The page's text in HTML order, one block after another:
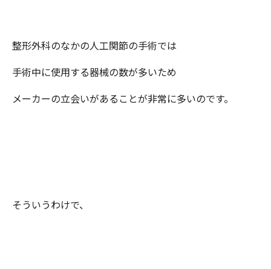
整形外科のなかの人工関節の手術では
手術中に使用する器械の数が多いため
メーカーの立会いがあることが非常に多いのです。
そういうわけで、